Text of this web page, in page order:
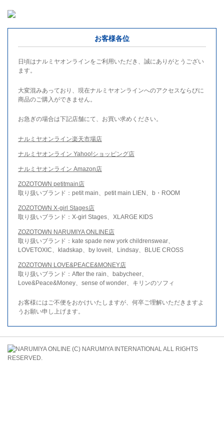
お客様各位
日頃はナルミヤオンラインをご利用いただき、誠にありがとうござい
ます。
大変混みあっており、現在ナルミヤオンラインへのアクセスならびに
商品のご購入ができません。
お急ぎの場合は下記店舗にて、お買い求めください。
ナルミヤオンライン楽天市場店
ナルミヤオンライン Yahoo!ショッピング店
ナルミヤオンライン Amazon店
ZOZOTOWN petitmain店
取り扱いブランド：petit main、petit main LIEN、b・ROOM
ZOZOTOWN X-girl Stages店
取り扱いブランド：X-girl Stages、XLARGE KIDS
ZOZOTOWN NARUMIYA ONLINE店
取り扱いブランド：kate spade new york childrenswear、
LOVETOXIC、kladskap、by loveit、Lindsay、BLUE CROSS
ZOZOTOWN LOVE&PEACE&MONEY店
取り扱いブランド：After the rain、babycheer、
Love&Peace&Money、sense of wonder、キリンのソフィ
お客様にはご不便をおかけいたしますが、何卒ご理解いただきますよ
うお願い申し上げます。